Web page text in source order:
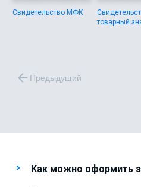
Свидетельство МФК
товарный
Предыдущий
Как можно оформить